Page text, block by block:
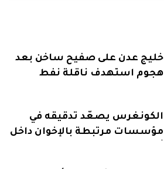
خليج عدن على صفيح ساخن بعد
هجوم استهدف ناقلة نفط
الكونغرس يصعّد تدقيقه في
مؤسسات مرتبطة بالإخوان داخل